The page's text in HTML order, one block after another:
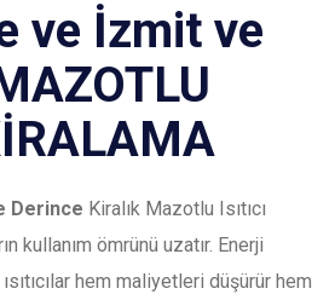
ve İzmit ve
Derince Kiralık Mazotlu Isıtıcı
kullanım ömrünü uzatır. Enerji
hem maliyetleri düşürür hem